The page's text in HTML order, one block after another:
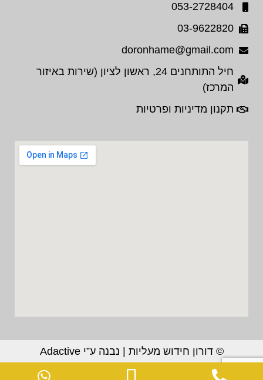
053-2728404
03-9622820
doronhame@gmail.com
חיל התותחנים 24, ראשון לציון (שירות באיזור
המרכז)
תקנון מדיניות ופרטיות
© דורון חידוש מעליות | נבנה ע”י Adactive